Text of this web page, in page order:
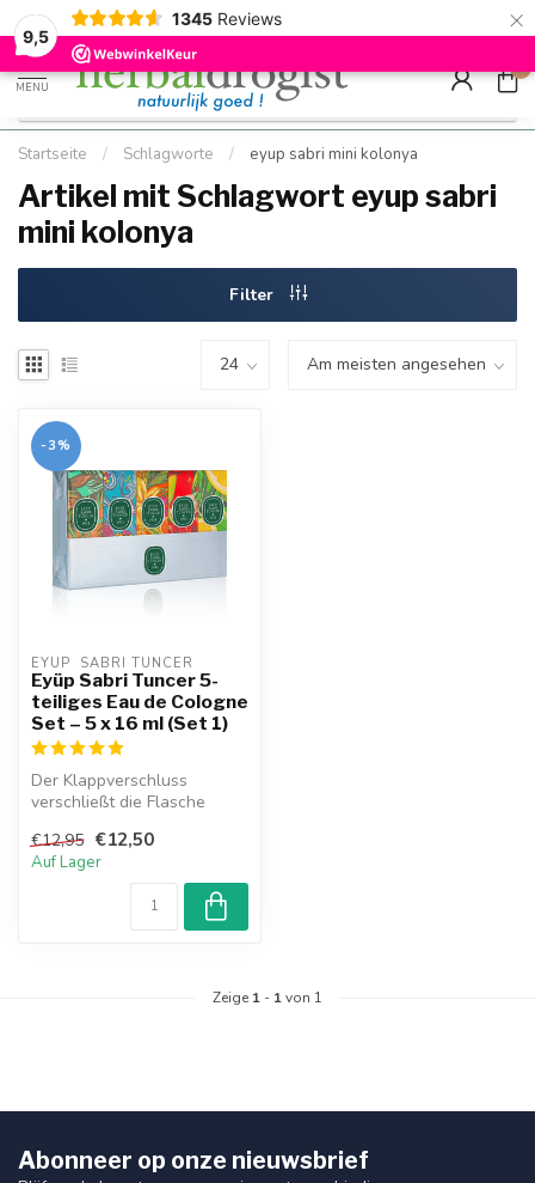
9,5
1345 Reviews ×
Kostenloser DE-Versand ab Mindestbestellwert |
Schnell geliefert
Minimum
Hızlı
MENU
0
Startseite / Schlagworte / eyup sabri mini kolonya
Artikel mit Schlagwort eyup sabri
mini kolonya
Filter
-3%
EYUP  SABRI TUNCER
Eyüp Sabri Tuncer 5-
teiliges Eau de Cologne
Set – 5 x 16 ml (Set 1)
Der Klappverschluss
verschließt die Flasche
ein Nach...
€12,95 €12,50
Auf Lager
Zeige 1 - 1von 1
Abonneer op onze nieuwsbrief